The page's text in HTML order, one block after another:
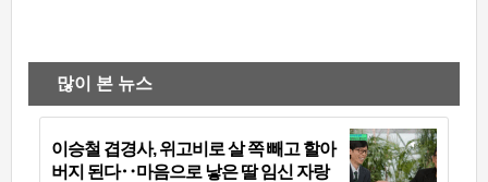
많이 본 뉴스
이승철 겹경사, 위고비로 살 쪽 빼고 할아
버지 된다‥마음으로 낳은 딸 임신 자랑